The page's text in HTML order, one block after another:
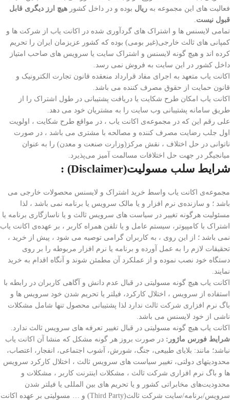
فعالیت های این مجموعه به ریال بوده و در داخل کشور هیچ ارز دیگری قابل
قبول نیست.
تمامی لایسنس ها و اشتراک های گردآوری شده در اکانت یاب از شرکت ها و
کمپانی های ثالث خارجی(غیر بومی) بوده که کشور عزیزمان ایران را تحریم
کرده اند و هیچ گونه لایسنس و اشتراک سایت یا سرویس های صاحب امتیاز
داخل کشور در این سایت به فروش نمی رسد.
اکانت یاب متعهد به اجرای مفاد قرارداد منعقده قانون تجارت الکترونیک و
قانون حمایت از حقوق مصرف کننده می باشد.
اکانت یاب امکان طرح شکایت یا دریافت پشتیبانی در طول اشتراک را از
طریق سامانه پشتیبانی وب سایت را به مشتریان خود می دهد.
علی رقم این که در مجموعه‌ی اکانت یاب ، در مواقع طرح شکایت ، اولویت
اول جلب رضایت مصرف کننده و مصالحه با مشتری می باشد ، در صورت
ناتوانی در حل اختلاف ، نقش مرکز(وزارت صنعت و معدن) را به عنوان
میانجیگر در جهت حل اختلافات مسالمت آمیز می‌پذیرد.
شرایط سلب مسولیت(Disclaimer) :
مجموعه‌ی اکانت یاب واسط خرید اشتراک و لایسنس محصولات خارجی می
باشد ؛ و سازنده‌ی نرم افزار و یا مالک سرویس یا برنامه نمی باشد ، لذا
مسئولیت هرگونه تغییر در سیاست های سرویس ثالث و یا ناسازگاری برنامه یا
اشتراک با کامپیوتر، سیستم عامل و یا تلفن همراه کاربر ، بر عهده‌ی اکانت یاب
نمی باشد ؛ از این روی ، به کاربران گرامی توصیه می شود ، پیش از خرید ،
تحقیقات لازم را به عمل آورده و برنامه یا نرم افزار مربوطه را بر روی
دستگاه خود نصب نموده و از عملکرد آن مطمئن شوند و آنگاه اقدام به خرید
نمایند.
اکانت یاب هیچ گونه مسولیتی در قبال عدم دانش و آگاهی کاربران در رابطه با
استفاده از سرویس ، اختلال کارکرد، فیلتر یا تحریم شدن خود سرویس ها و
باگ نرم افزاری شرکت ثالث ندارد لذا پشتیبانی محصول تنها شامل مشکلات
ناشی از خود لایسنس می باشد.
اکانت یاب هیچ گونه مسولیتی در قبال تغییر تعرفه های سرویس ثالث ندارد.
شرایط فورس ماژور : در صورت بروز هر گونه مشکل که منشا آن اکانت یاب
نباشد؛ مانند: بلایای طبیعی، جنگ، شورش، آشوب اجتماعی، انفجار، اعتصاب،
محدودیتهای دولتی، تغییر سیاست های سرویس ثالث ، اختلال کارکرد سرویس
ها و باگ نرم افزاری شرکت ثالث ، مشکلات اینترنت کاربر ، مشکلات و
محدودیت‌های مخابراتی کشور و یا تحریم های بین المللی یا فیلتر شدن
سرویس/برنامه/سایت شرکت ثالث(Third Party) و … مسولیتی بر عهده اکانت